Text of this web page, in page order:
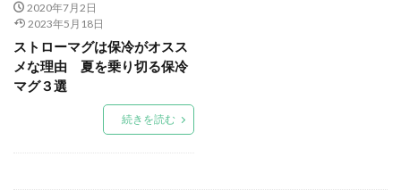
2020年7月2日
2023年5月18日
ストローマグは保冷がオスス
メな理由 夏を乗り切る保冷
マグ３選
続きを読む